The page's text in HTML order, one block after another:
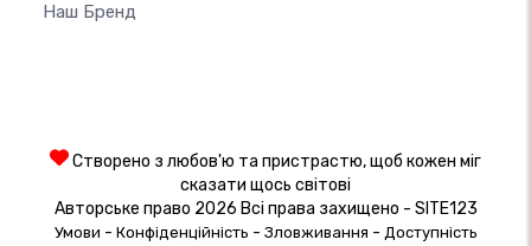
Наш Бренд
Створено з любов'ю та пристрастю, щоб кожен міг
сказати щось світові
Авторське право 2026 Всі права захищено - SITE123
Умови - Конфіденційність - Зловживання - Доступність